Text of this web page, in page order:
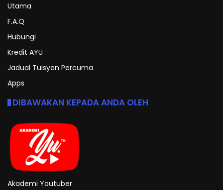
Utama
F.A.Q
Hubungi
Kredit AYU
Jadual Tuisyen Percuma
Apps
DIBAWAKAN KEPADA ANDA OLEH
Akademi Youtuber